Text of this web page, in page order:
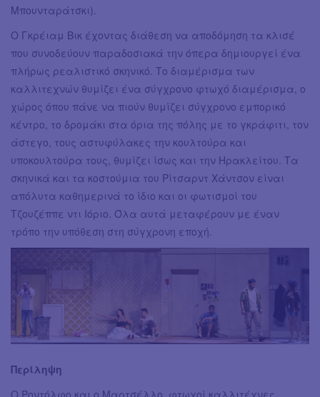
Μπουνταράτσκι).
Ο Γκρέιαμ Βικ έχοντας διάθεση να αποδόμηση τα κλισέ
που συνοδεύουν παραδοσιακά την όπερα δημιουργεί ένα
πλήρως ρεαλιστικό σκηνικό. Το διαμέρισμα των
καλλιτεχνών θυμίζει ένα σύγχρονο φτωχό διαμέρισμα, ο
χώρος όπου πάνε να πιούν θυμίζει σύγχρονο εμπορικό
κέντρο, το δρομάκι στα όρια της πόλης με το γκράφιτι, τον
άστεγο, τους αστυφύλακες την κουλτούρα και
υποκουλτούρα τους, θυμίζει ίσως και την Ηρακλείτου. Τα
σκηνικά και τα κοστούμια του Ρίτσαρντ Χάντσον είναι
απόλυτα καθημερινά το ίδιο και οι φωτισμοί του
Τζουζέππε ντι Ιόριο. Όλα αυτά μεταφέρουν με έναν
τρόπο την υπόθεση στη σύγχρονη εποχή.
Περίληψη